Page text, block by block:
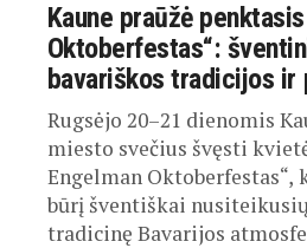
Kaune praūžė
Oktoberfestas“:
bavariškos tradicijos
Rugsėjo 20–21 dienomis
miesto svečius švęsti
Engelman
būrį šventiškai
tradicinę Bavarijos